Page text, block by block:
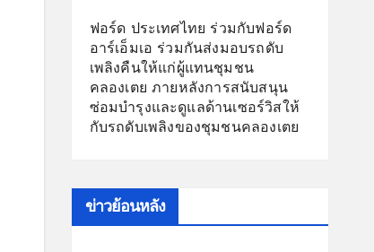
ฟอร์ด ประเทศไทย ร่วมกับฟอร์ด
อาร์เอ็มเอ ร่วมกันส่งมอบรถดับ
เพลิงคืนให้แก่ผู้แทนชุมชน
คลองเตย ภายหลังการสนับสนุน
ซ่อมบำรุงและดูแลด้านเซอร์วิสให้
กับรถดับเพลิงของชุมชนคลองเตย
ข่าวย้อนหลัง